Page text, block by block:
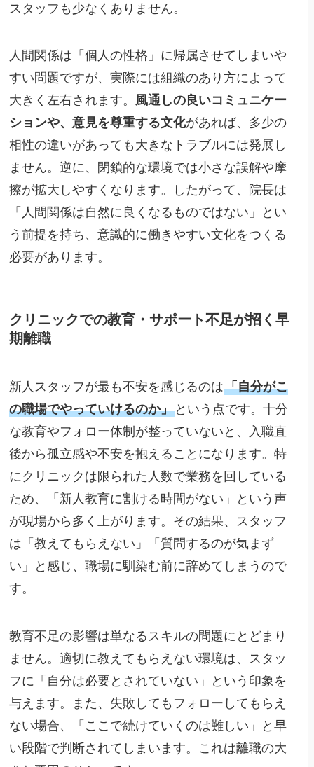
スタッフも少なくありません。
人間関係は「個人の性格」に帰属させてしまいや
すい問題ですが、実際には組織のあり方によって
大きく左右されます。 風通しの良いコミュニケー
ションや、意見を尊重する文化があれば、多少の
相性の違いがあっても大きなトラブルには発展し
ません。逆に、閉鎖的な環境では小さな誤解や摩
擦が拡大しやすくなります。したがって、院長は
「人間関係は自然に良くなるものではない」とい
う前提を持ち、意識的に働きやすい文化をつくる
必要があります。
クリニックでの教育・サポート不足が招く早
期離職
新人スタッフが最も不安を感じるのは「自分がこ
の職場でやっていけるのか」 という点です。十分
な教育やフォロー体制が整っていないと、入職直
後から孤立感や不安を抱えることになります。特
にクリニックは限られた人数で業務を回している
ため、「新人教育に割ける時間がない」という声
が現場から多く上がります。その結果、スタッフ
は「教えてもらえない」「質問するのが気まず
い」と感じ、職場に馴染む前に辞めてしまうので
す。
教育不足の影響は単なるスキルの問題にとどまり
ません。適切に教えてもらえない環境は、スタッ
フに「自分は必要とされていない」という印象を
与えます。また、失敗してもフォローしてもらえ
ない場合、「ここで続けていくのは難しい」と早
い段階で判断されてしまいます。これは離職の大